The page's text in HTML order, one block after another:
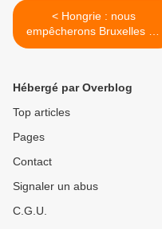
< Hongrie : nous
empêcherons Bruxelles de
mettre en œuvre le Pacte
Hébergé par Overblog
Top articles
Pages
Contact
Signaler un abus
C.G.U.